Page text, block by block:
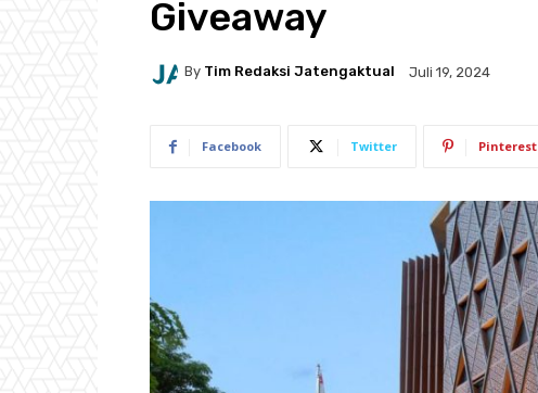
Giveaway
By Tim Redaksi Jatengaktual Juli 19, 2024
Facebook Twitter Pinterest